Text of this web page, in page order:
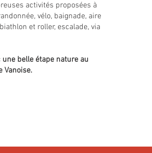
activités proposées à
vélo, baignade, aire
et roller, escalade, via
une belle étape nature au
Vanoise.